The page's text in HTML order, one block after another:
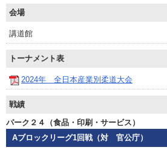
会場
講道館
トーナメント表
2024年 全日本産業別柔道大会
戦績
パーク２４（食品・印刷・サービス）
Aブロックリーグ1回戦（対 官公庁）